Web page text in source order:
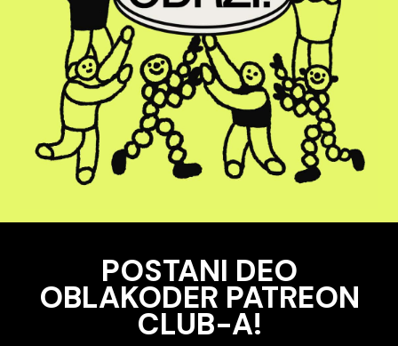
POSTANI DEO
OBLAKODER PATREON
CLUB-A!